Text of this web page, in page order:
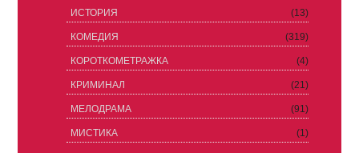
ИСТОРИЯ (13)
КОМЕДИЯ (319)
КОРОТКОМЕТРАЖКА (4)
КРИМИНАЛ (21)
МЕЛОДРАМА (91)
МИСТИКА (1)